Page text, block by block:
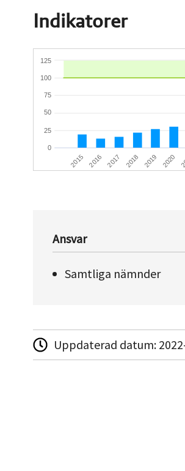
Indikatorer
2015 2016 2017 2018 2019 2020
0
100
25
50
75
125
Ansvar
Samtliga nämnder
Uppdaterad datum: